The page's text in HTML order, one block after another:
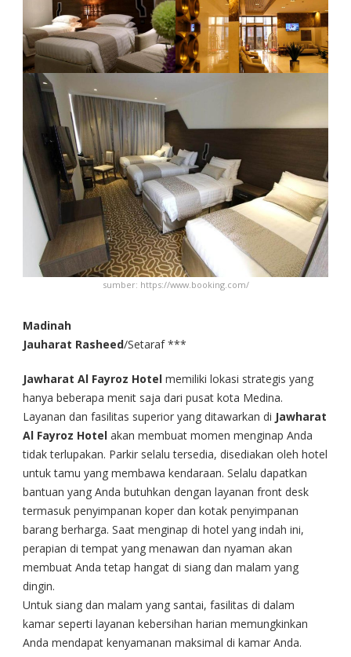
sumber: https://www.booking.com/
Madinah
Jauharat Rasheed/Setaraf ***
Jawharat Al Fayroz Hotel memiliki lokasi strategis yang
hanya beberapa menit saja dari pusat kota Medina.
Layanan dan fasilitas superior yang ditawarkan di Jawharat
Al Fayroz Hotel akan membuat momen menginap Anda
tidak terlupakan. Parkir selalu tersedia, disediakan oleh hotel
untuk tamu yang membawa kendaraan. Selalu dapatkan
bantuan yang Anda butuhkan dengan layanan front desk
termasuk penyimpanan koper dan kotak penyimpanan
barang berharga. Saat menginap di hotel yang indah ini,
perapian di tempat yang menawan dan nyaman akan
membuat Anda tetap hangat di siang dan malam yang
dingin.
Untuk siang dan malam yang santai, fasilitas di dalam
kamar seperti layanan kebersihan harian memungkinkan
Anda mendapat kenyamanan maksimal di kamar Anda.